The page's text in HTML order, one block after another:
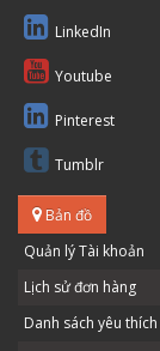
LinkedIn
Youtube
Pinterest
Tumblr
Bản đồ
Quản lý Tài khoản
Lịch sử đơn hàng
Danh sách yêu thích